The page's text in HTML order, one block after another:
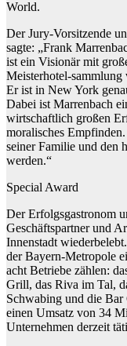
World.
Der Jury-Vorsitzende
sagte: „Frank
ist ein Visionär mit
Meisterhotel-sammlung
Er ist in New York
Dabei ist Marrenbach
wirtschaftlich großen
moralisches
seiner Familie und den
werden.“
Special Award
Der Erfolgsgastronom
Geschäftspartner und
Innenstadt
der Bayern-Metropole
acht Betriebe zählen:
Grill, das Riva im Tal,
Schwabing und die Bar
einen Umsatz von 34
Unternehmen derzeit